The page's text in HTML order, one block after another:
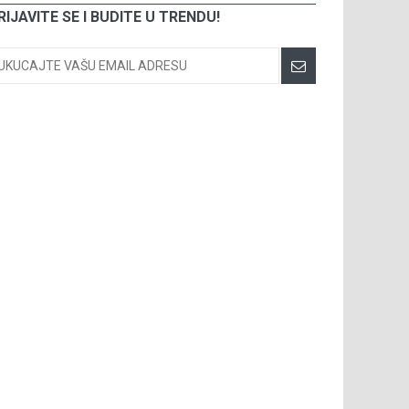
SE I BUDITE U TRENDU!